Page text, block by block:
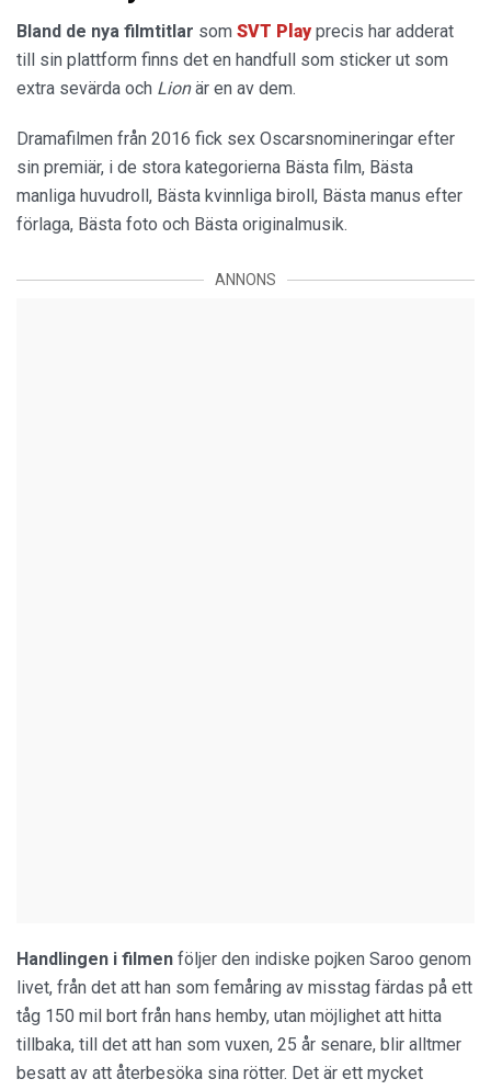
Bland de nya filmtitlar som SVT Playprecis har adderat
till sin plattform finns det en handfull som sticker ut som
extra sevärda och Lionär en av dem.
Dramafilmen från 2016 fick sex Oscarsnomineringar efter
sin premiär, i de stora kategorierna Bästa film, Bästa
manliga huvudroll, Bästa kvinnliga biroll, Bästa manus efter
förlaga, Bästa foto och Bästa originalmusik.
ANNONS
Handlingen i filmen följer den indiske pojken Saroo genom
livet, från det att han som femåring av misstag färdas på ett
tåg 150 mil bort från hans hemby, utan möjlighet att hitta
tillbaka, till det att han som vuxen, 25 år senare, blir alltmer
besatt av att återbesöka sina rötter. Det är ett mycket